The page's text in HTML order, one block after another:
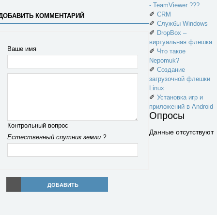
КОММЕНТАРИЙ
Ваше имя
Контрольный вопрос
Естественный спутник земли ?
ДОБАВИТЬ
- TeamViewer ???
✐ CRM
✐ Службы Windows
✐ DropBox –
виртуальная флешка
✐ Что такое
Nepomuk?
✐ Создание
загрузочной флешки
Linux
✐ Установка игр и
приложений в Android
Опросы
Данные отсутствуют